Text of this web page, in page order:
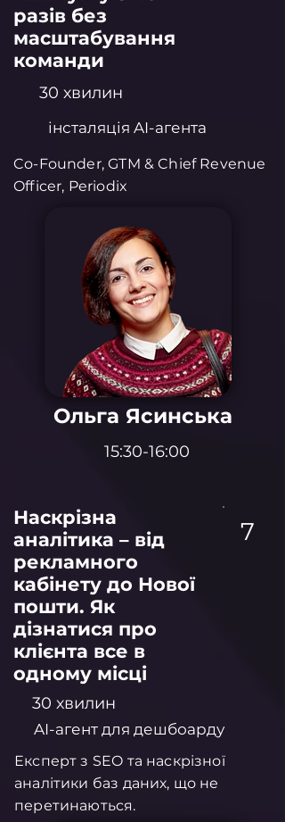
разів без
масштабування
команди
30 хвилин
інсталяція AI-агента
Co-Founder, GTM & Chief Revenue
Officer, Periodix
Ольга Ясинська
15:30-16:00
Наскрізна
аналітика – від
рекламного
кабінету до Нової
пошти. Як
дізнатися про
клієнта все в
одному місці
7
30 хвилин
AI-агент для дешбоарду
Експерт з SEO та наскрізної
аналітики баз даних, що не
перетинаються.